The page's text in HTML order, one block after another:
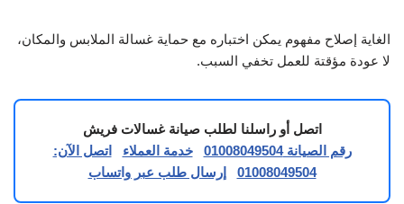
الغاية إصلاح مفهوم يمكن اختباره مع حماية غسالة الملابس والمكان،
لا عودة مؤقتة للعمل تخفي السبب.
اتصل أو راسلنا لطلب صيانة غسالات فريش
رقم الصيانة 01008049504
خدمة العملاء
اتصل الآن:
01008049504
إرسال طلب عبر واتساب